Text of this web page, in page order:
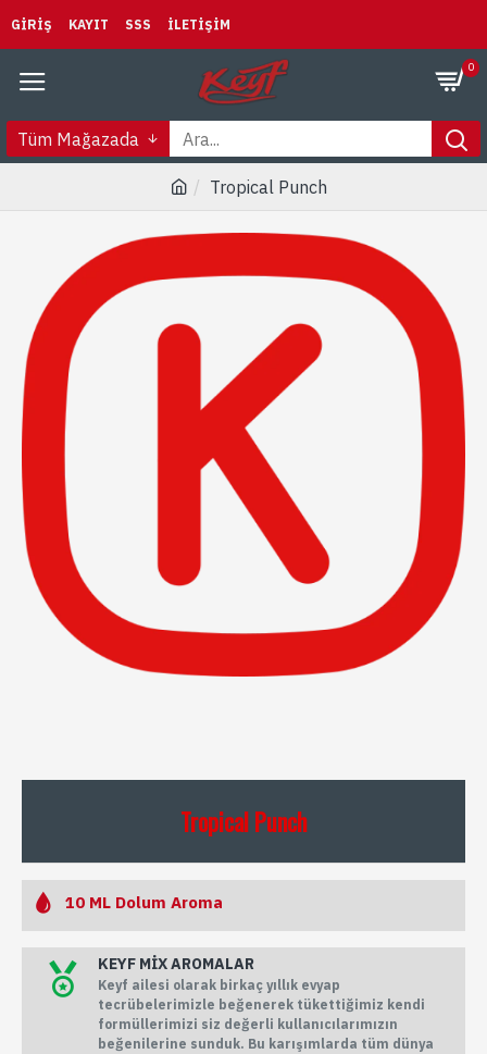
GIRIŞ KAYIT SSS İLETIŞIM
0
Tüm Mağazada
Tropical Punch
Tropical Punch
KEYF MIX AROMALAR
Keyf ailesi olarak birkaç yıllık evyap
tecrübelerimizle beğenerek tükettiğimiz kendi
formüllerimizi siz değerli kullanıcılarımızın
beğenilerine sunduk. Bu karışımlarda tüm dünya
10 ML Dolum Aroma